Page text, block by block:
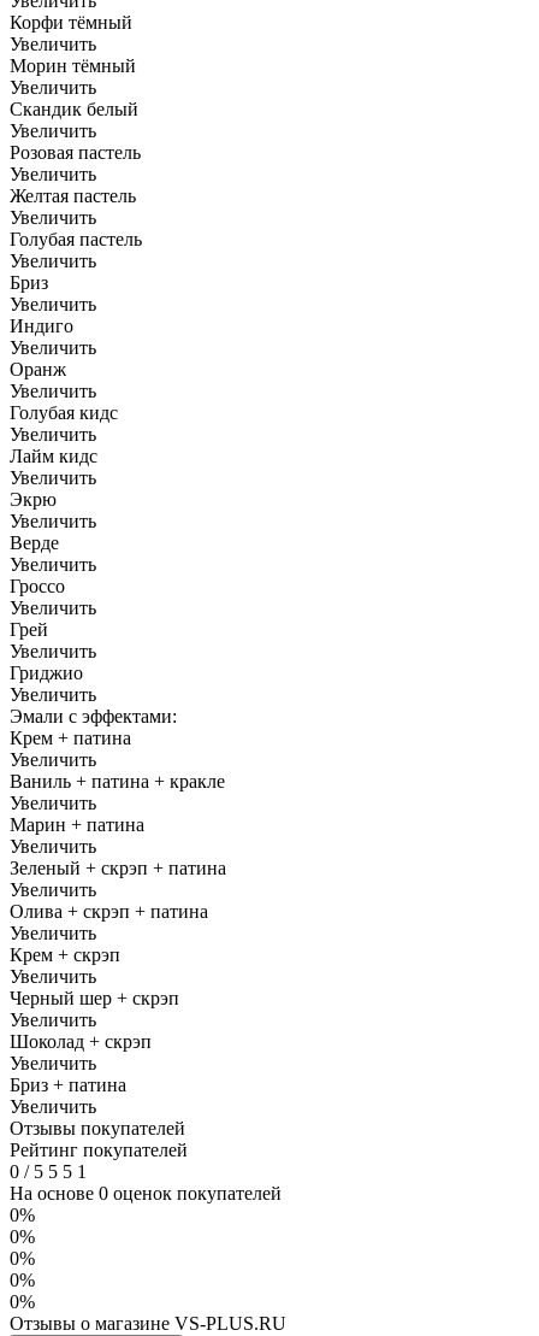
Корфи тёмный
Увеличить
Морин тёмный
Увеличить
Скандик белый
Увеличить
Розовая пастель
Увеличить
Желтая пастель
Увеличить
Голубая пастель
Увеличить
Бриз
Увеличить
Индиго
Увеличить
Оранж
Увеличить
Голубая кидс
Увеличить
Лайм кидс
Увеличить
Экрю
Увеличить
Верде
Увеличить
Гроссо
Увеличить
Грей
Увеличить
Гриджио
Увеличить
Эмали с эффектами:
Крем + патина
Увеличить
Ваниль + патина + кракле
Увеличить
Марин + патина
Увеличить
Зеленый + скрэп + патина
Увеличить
Олива + скрэп + патина
Увеличить
Крем + скрэп
Увеличить
Черный шер + скрэп
Увеличить
Шоколад + скрэп
Увеличить
Бриз + патина
Увеличить
Отзывы покупателей
Рейтинг покупателей
0 /5 5 5 1
На основе 0 оценок покупателей
0%
0%
0%
0%
0%
Отзывы о магазине VS-PLUS.RU